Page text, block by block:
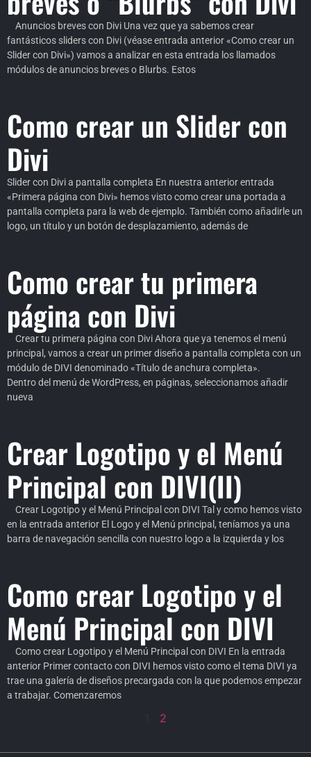
Anuncios breves con Divi Una vez que ya sabemos crear
fantásticos sliders con Divi (véase entrada anterior «Como crear un
Slider con Divi») vamos a analizar en esta entrada los llamados
módulos de anuncios breves o Blurbs. Estos
Como crear un Slider con
Divi
Slider con Divi a pantalla completa En nuestra anterior entrada
«Primera página con Divi» hemos visto como crear una portada a
pantalla completa para la web de ejemplo. También como añadirle un
logo, un título y un botón de desplazamiento, además de
Como crear tu primera
página con Divi
Crear tu primera página con Divi Ahora que ya tenemos el menú
principal, vamos a crear un primer diseño a pantalla completa con un
módulo de DIVI denominado «Título de anchura completa».
Dentro del menú de WordPress, en páginas, seleccionamos añadir
nueva
Crear Logotipo y el Menú
Principal con DIVI(II)
Crear Logotipo y el Menú Principal con DIVI Tal y como hemos visto
en la entrada anterior El Logo y el Menú principal, teníamos ya una
barra de navegación sencilla con nuestro logo a la izquierda y los
Como crear Logotipo y el
Menú Principal con DIVI
Como crear Logotipo y el Menú Principal con DIVI En la entrada
anterior Primer contacto con DIVI hemos visto como el tema DIVI ya
trae una galería de diseños precargada con la que podemos empezar
a trabajar. Comenzaremos
2